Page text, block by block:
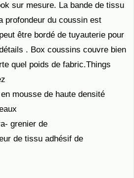
sur mesure. La bande de tissu
profondeur du coussin est
être bordé de tuyauterie pour
. Box coussins couvre bien
quel poids de fabric.Things
mousse de haute densité
grenier de
de tissu adhésif de